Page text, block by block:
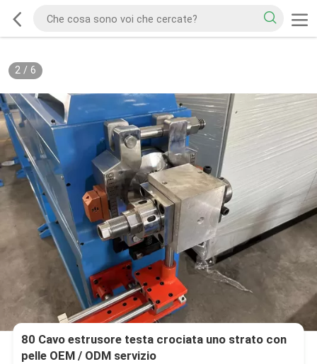
2/ 6
80 Cavo estrusore testa crociata uno strato con
pelle OEM / ODM servizio